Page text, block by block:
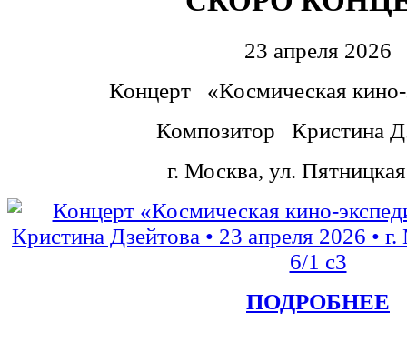
23 апреля 2026
Концерт «Космическая
Композитор Кристина
г. Москва, ул.
ПОДРОБНЕЕ